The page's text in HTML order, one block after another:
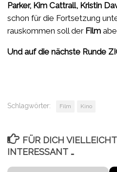
Parker, Kim Cattrall, Kristin
schon für die Fortsetzung
rauskommen soll der Film
Und auf die nächste Runde
Schlagwörter: Film Kino
FÜR DICH
INTERESSANT …